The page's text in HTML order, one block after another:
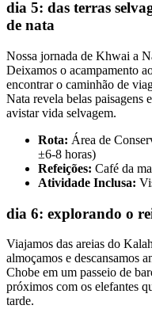
dia 5: das terras
de nata
Nossa jornada de Khwai a
Deixamos o acampamento
encontrar o caminhão de
Nata revela belas paisagens
avistar vida selvagem.
Rota: Área de
±6-8 horas)
Refeições: Café da
Atividade Inclusa:
dia 6: explorando o
Viajamos das areias do
almoçamos e descansamos
Chobe em um passeio de
próximos com os elefantes
tarde.